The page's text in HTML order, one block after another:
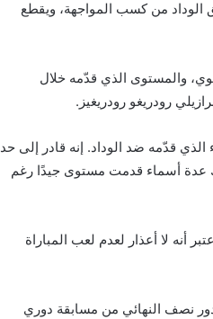
هشام بوسفيان في الدقيقة (59)، ليُمكّن فريق الوداد من كسب المواجهة، ويقطع
والمستوى الذي قدّمه خلال
رودريغو رودريغيز.
قدّمه ضد الوداد. إنه قادر إلى حد
عدة أسماء قدمت مستوى جيدًا رغم
لا أعذار لعدم لعب المباراة
نصف النهائي من مسابقة دوري